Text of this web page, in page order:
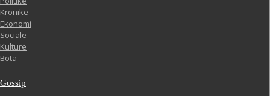
Kronike
Ekonomi
Sociale
Kulture
Bota
Gossip